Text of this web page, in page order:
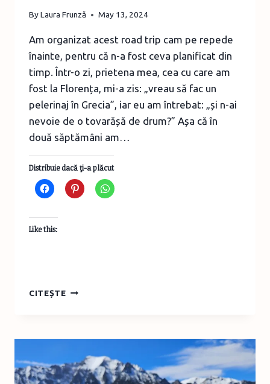
ByLaura Frunză May 13, 2024
Am organizat acest road trip cam pe repede
înainte, pentru că n-a fost ceva planificat din
timp. Într-o zi, prietena mea, cea cu care am
fost la Florența, mi-a zis: „vreau să fac un
pelerinaj în Grecia”, iar eu am întrebat: „și n-ai
nevoie de o tovarășă de drum?” Așa că în
două săptămâni am…
Distribuie dacă ţi-a plăcut
Like this:
CITEȘTEOPT
GRECIEI:
PROGRAMUL
DETALIAT
ȘI